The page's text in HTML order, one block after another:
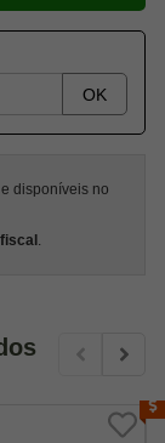
OK
disponíveis no
.